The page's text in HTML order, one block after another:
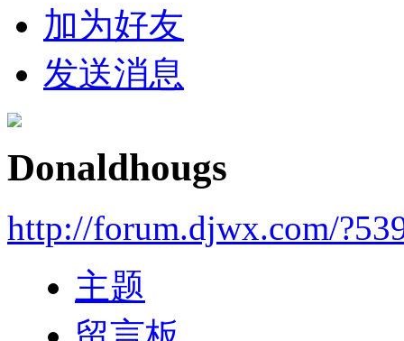
加为好友
发送消息
Donaldhougs
http://forum.djwx.com/
主题